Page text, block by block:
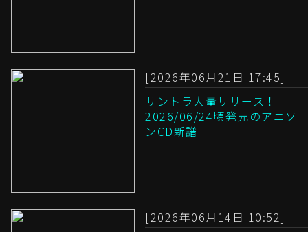
[2026年06月21日 17:45]
サントラ大量リリース！
2026/06/24頃発売のアニソ
ンCD新譜
[2026年06月14日 10:52]